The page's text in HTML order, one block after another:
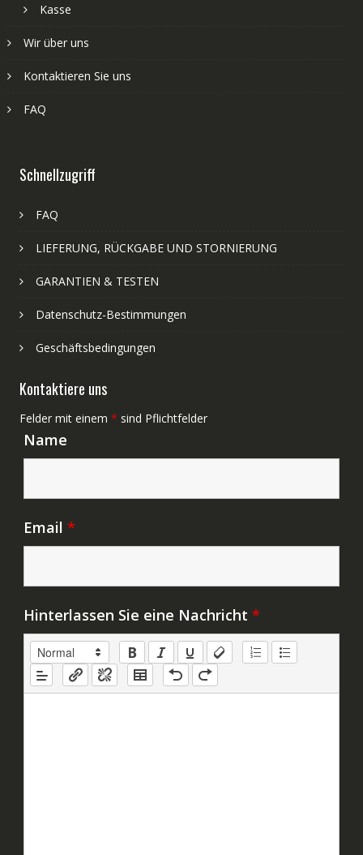
Kasse
Wir über uns
Kontaktieren Sie uns
FAQ
Schnellzugriff
FAQ
LIEFERUNG, RÜCKGABE UND STORNIERUNG
GARANTIEN & TESTEN
Datenschutz-Bestimmungen
Geschäftsbedingungen
Kontaktiere uns
Felder mit einem * sind Pflichtfelder
Name
Email *
Hinterlassen Sie eine Nachricht *